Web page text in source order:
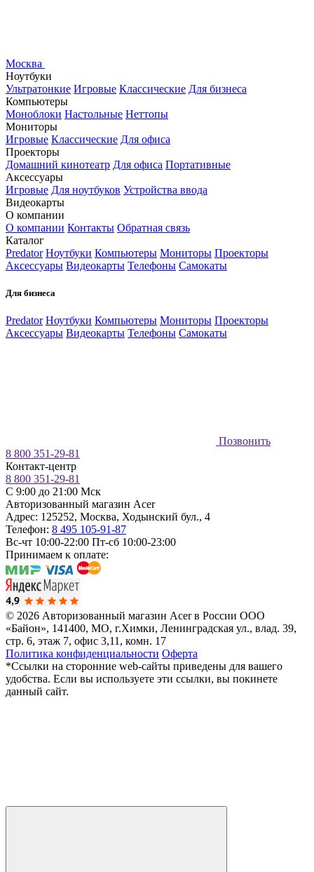
Москва
Ноутбуки
Ультратонкие Игровые Классические Для бизнеса
Компьютеры
Моноблоки Настольные Неттопы
Мониторы
Игровые Классические Для офиса
Проекторы
Домашний кинотеатр Для офиса Портативные
Аксессуары
Игровые Для ноутбуков Устройства ввода
Видеокарты
О компании
О компании Контакты Обратная связь
Каталог
Predator Ноутбуки Компьютеры Мониторы Проекторы
Аксессуары Видеокарты Телефоны Самокаты
Для бизнеса
Predator Ноутбуки Компьютеры Мониторы Проекторы
Аксессуары Видеокарты Телефоны Самокаты
Позвонить
8 800 351-29-81
Контакт-центр
8 800 351-29-81
C 9:00 до 21:00 Мск
Авторизованный магазин Acer
Адрес: 125252, Москва, Ходынский бул., 4
Телефон: 8 495 105-91-87
Вс-чт 10:00-22:00 Пт-сб 10:00-23:00
Принимаем к оплате:
© 2026 Авторизованный магазин Acer в России ООО
«Байон», 141400, МО, г.Химки, Ленинградская ул., влад. 39,
стр. 6, этаж 7, офис 3,11, комн. 17
Политика конфиденциальности Оферта
*Ссылки на сторонние web-сайты приведены для вашего
удобства. Если вы используете эти ссылки, вы покинете
данный сайт.